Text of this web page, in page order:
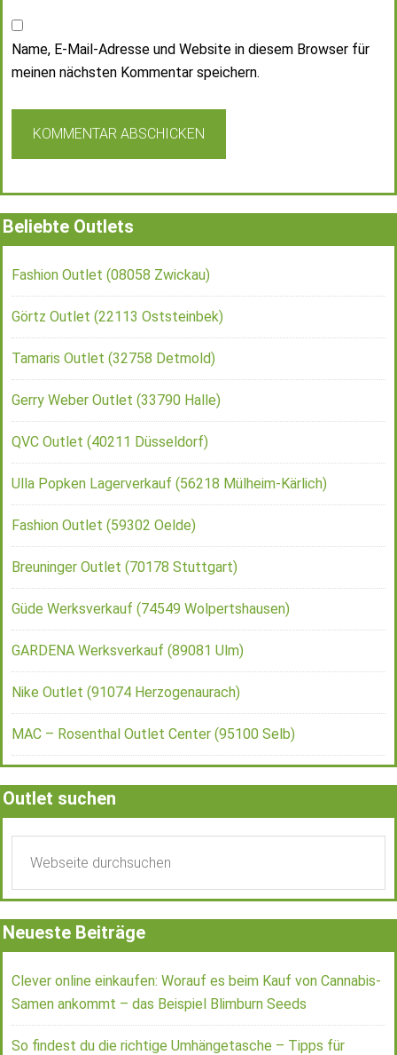
Name, E-Mail-Adresse und Website in diesem Browser für
meinen nächsten Kommentar speichern.
Beliebte Outlets
Fashion Outlet (08058 Zwickau)
Görtz Outlet (22113 Oststeinbek)
Tamaris Outlet (32758 Detmold)
Gerry Weber Outlet (33790 Halle)
QVC Outlet (40211 Düsseldorf)
Ulla Popken Lagerverkauf (56218 Mülheim-Kärlich)
Fashion Outlet (59302 Oelde)
Breuninger Outlet (70178 Stuttgart)
Güde Werksverkauf (74549 Wolpertshausen)
GARDENA Werksverkauf (89081 Ulm)
Nike Outlet (91074 Herzogenaurach)
MAC – Rosenthal Outlet Center (95100 Selb)
Outlet suchen
Neueste Beiträge
Clever online einkaufen: Worauf es beim Kauf von Cannabis-
Samen ankommt – das Beispiel Blimburn Seeds
So findest du die richtige Umhängetasche – Tipps für